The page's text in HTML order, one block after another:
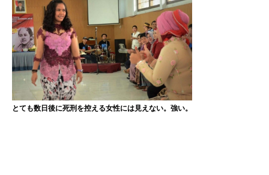
とても数日後に死刑を控える女性には見えない。強い。